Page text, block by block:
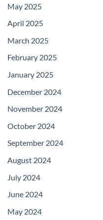
May 2025
April 2025
March 2025
February 2025
January 2025
December 2024
November 2024
October 2024
September 2024
August 2024
July 2024
June 2024
May 2024